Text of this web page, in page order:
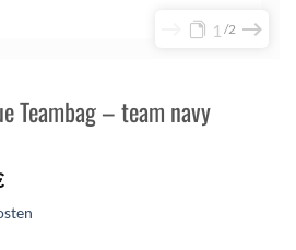
1 2
Teambag – team navy